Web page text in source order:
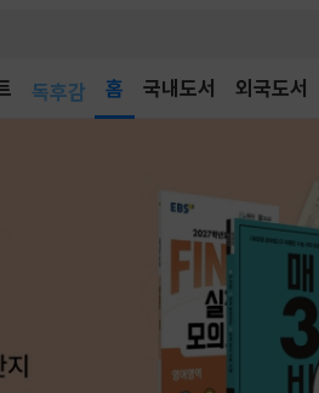
독후감
홈 국내도서 외국도서